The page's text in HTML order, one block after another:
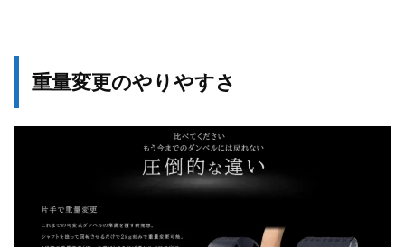
重量変更のやりやすさ